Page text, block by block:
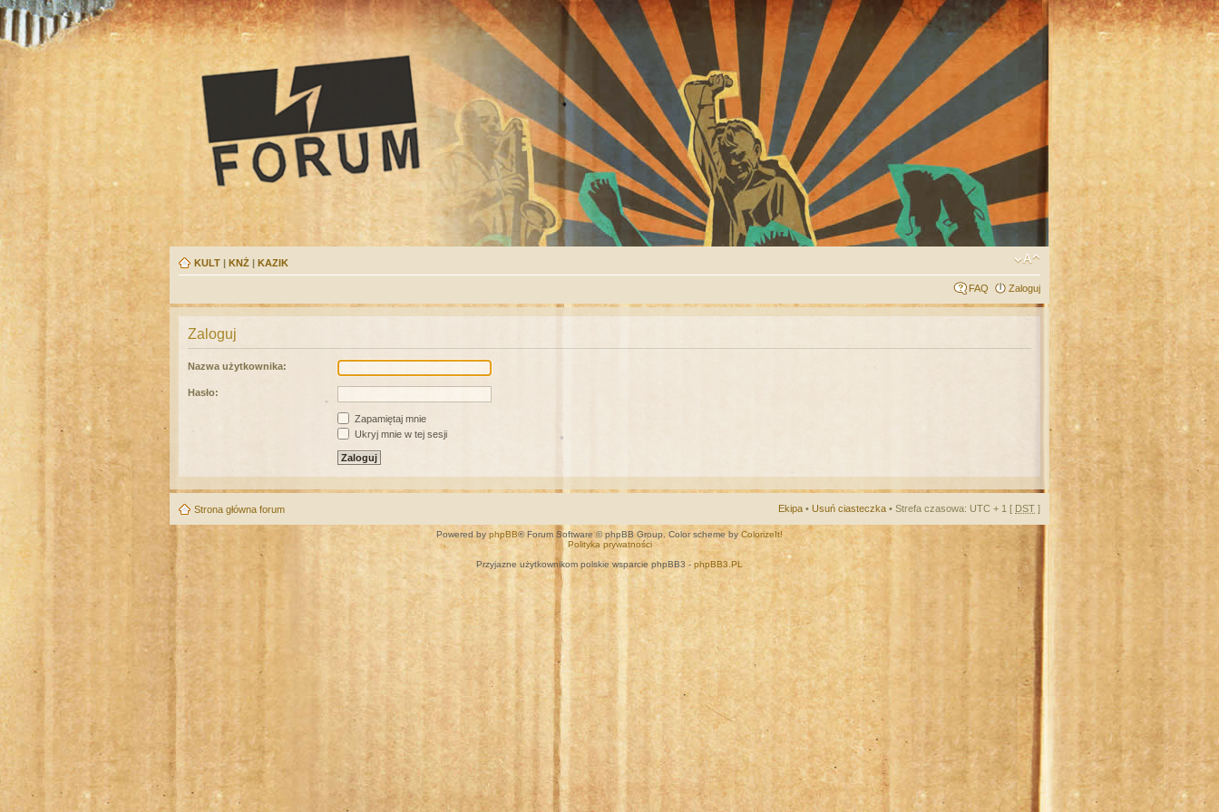
KULT | KNŻ | KAZIK
FAQ Zaloguj
Zaloguj
Nazwa użytkownika:
Hasło:
Zapamiętaj mnie
Ukryj mnie w tej sesji
Strona główna forum Ekipa • Usuń ciasteczka • Strefa czasowa: UTC + 1 [ DST ]
Powered by phpBB® Forum Software © phpBB Group. Color scheme by ColorizeIt!
Polityka prywatności
Przyjazne użytkownikom polskie wsparcie phpBB3 - phpBB3.PL